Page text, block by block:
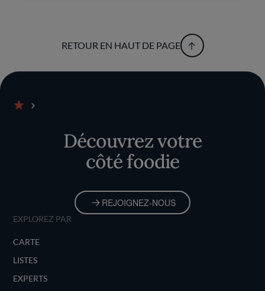
RETOUR EN HAUT DE PAGE
Découvrez votre
côté foodie
REJOIGNEZ-NOUS
EXPLOREZ PAR
CARTE
LISTES
EXPERTS